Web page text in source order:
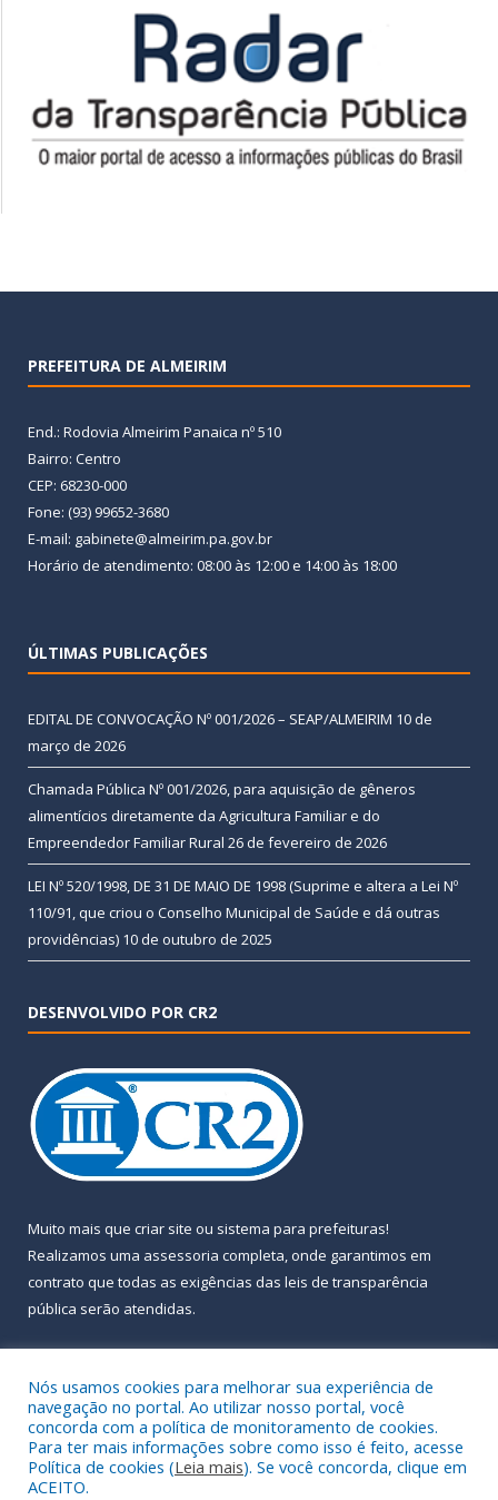
PREFEITURA DE ALMEIRIM
End.: Rodovia Almeirim Panaica nº 510
Bairro: Centro
CEP: 68230-000
Fone: (93) 99652-3680
E-mail: gabinete@almeirim.pa.gov.br
Horário de atendimento: 08:00 às 12:00 e 14:00 às 18:00
ÚLTIMAS PUBLICAÇÕES
EDITAL DE CONVOCAÇÃO Nº 001/2026 – SEAP/ALMEIRIM 10 de
março de 2026
Chamada Pública Nº 001/2026, para aquisição de gêneros
alimentícios diretamente da Agricultura Familiar e do
Empreendedor Familiar Rural 26 de fevereiro de 2026
LEI Nº 520/1998, DE 31 DE MAIO DE 1998 (Suprime e altera a Lei Nº
110/91, que criou o Conselho Municipal de Saúde e dá outras
providências) 10 de outubro de 2025
DESENVOLVIDO POR CR2
Muito mais que criar site ou sistema para prefeituras!
Realizamos uma assessoria completa, onde garantimos em
contrato que todas as exigências das leis de transparência
pública serão atendidas.
Todos os direitos reservados a Prefeitura Municipal de Almeirim.
Nós usamos cookies para melhorar sua experiência de
navegação no portal. Ao utilizar nosso portal, você
concorda com a política de monitoramento de cookies.
Para ter mais informações sobre como isso é feito, acesse
Política de cookies (Leia mais). Se você concorda, clique em
ACEITO.